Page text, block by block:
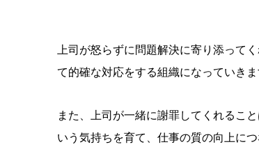
上司が怒らずに問題解決に寄り添って
て的確な対応をする組織になっていきま
また、上司が一緒に謝罪してくれるこ
いう気持ちを育て、仕事の質の向上につ